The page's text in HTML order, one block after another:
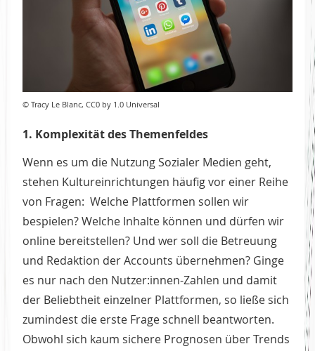
© Tracy Le Blanc, CC0 by 1.0 Universal
1. Komplexität des Themenfeldes
Wenn es um die Nutzung Sozialer Medien geht,
stehen Kultureinrichtungen häufig vor einer Reihe
von Fragen: Welche Plattformen sollen wir
bespielen? Welche Inhalte können und dürfen wir
online bereitstellen? Und wer soll die Betreuung
und Redaktion der Accounts übernehmen? Ginge
es nur nach den Nutzer:innen-Zahlen und damit
der Beliebtheit einzelner Plattformen, so ließe sich
zumindest die erste Frage schnell beantworten.
Obwohl sich kaum sichere Prognosen über Trends